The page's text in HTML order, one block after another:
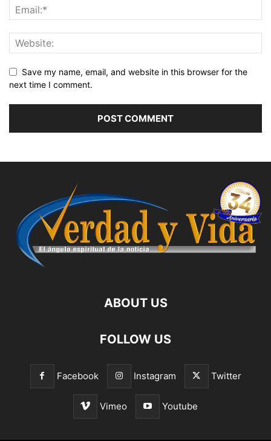
Save my name, email, and website in this browser for the
next time I comment.
ABOUT US
FOLLOW US
Facebook Instagram Twitter
Vimeo Youtube